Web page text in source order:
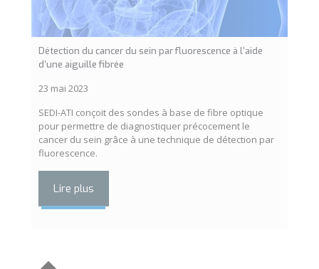
Détection du cancer du sein par fluorescence à l’aide
d’une aiguille fibrée
23 mai 2023
SEDI-ATI conçoit des sondes à base de fibre optique
pour permettre de diagnostiquer précocement le
cancer du sein grâce à une technique de détection par
fluorescence.
Lire plus